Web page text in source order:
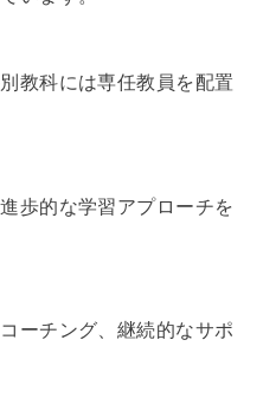
教科には専任教員を配置
歩的な学習アプローチを
ーチング、継続的なサポ